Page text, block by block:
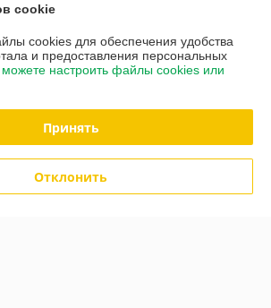
cookies
cookie
cookies для обеспечения удобства
и предоставления персональных
настроить файлы cookies или
Принять
Отклонить